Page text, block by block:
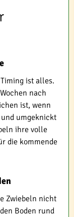
ist alles.
nach
ist, wenn
umgeknickt
ihre volle
die kommende
Zwiebeln nicht
Boden rund